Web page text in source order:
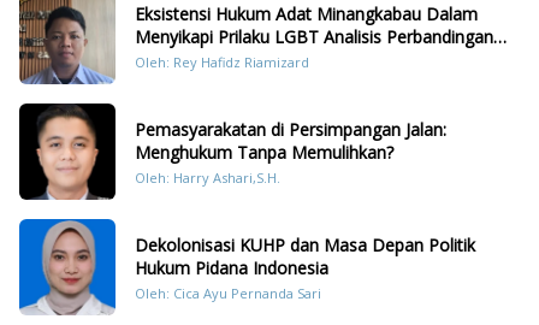
Eksistensi Hukum Adat Minangkabau Dalam
Menyikapi Prilaku LGBT Analisis Perbandingan
Dengan Hukum Pidana
Oleh: Rey Hafidz Riamizard
Pemasyarakatan di Persimpangan Jalan:
Menghukum Tanpa Memulihkan?
Oleh: Harry Ashari,S.H.
Dekolonisasi KUHP dan Masa Depan Politik
Hukum Pidana Indonesia
Oleh: Cica Ayu Pernanda Sari